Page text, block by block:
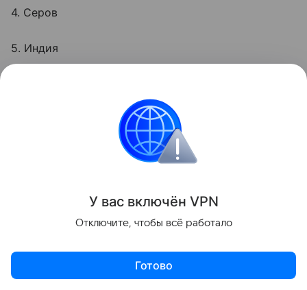
4. Серов
5. Индия
А сможете ли вы справиться с
тестом на
Головоломки
У вас включён VPN
Отключите, чтобы всё работало
Готово